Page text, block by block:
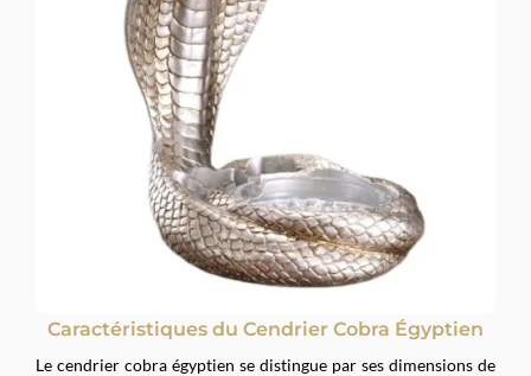
Caractéristiques du Cendrier Cobra Égyptien
Le cendrier cobra égyptien se distingue par ses dimensions de